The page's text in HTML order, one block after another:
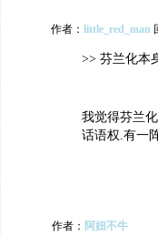
作者： little_red_man
>> 芬兰化本
我觉得芬兰
话语权.有一
作者： 阿妞不牛